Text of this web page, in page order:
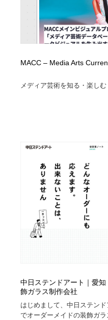
MACC – Media Arts
メディア芸術を知る・楽し
中日ステンドアート｜愛
飾ガラス制作会社
はじめまして、中日ステン
でオーダーメイドの装飾ガ